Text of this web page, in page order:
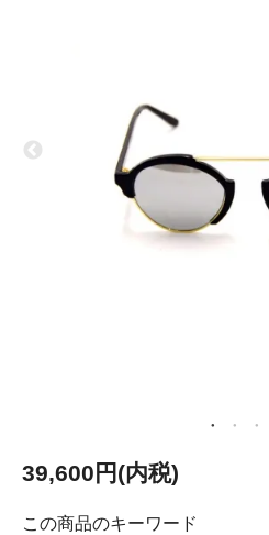
39,600円(内税)
この商品のキーワード